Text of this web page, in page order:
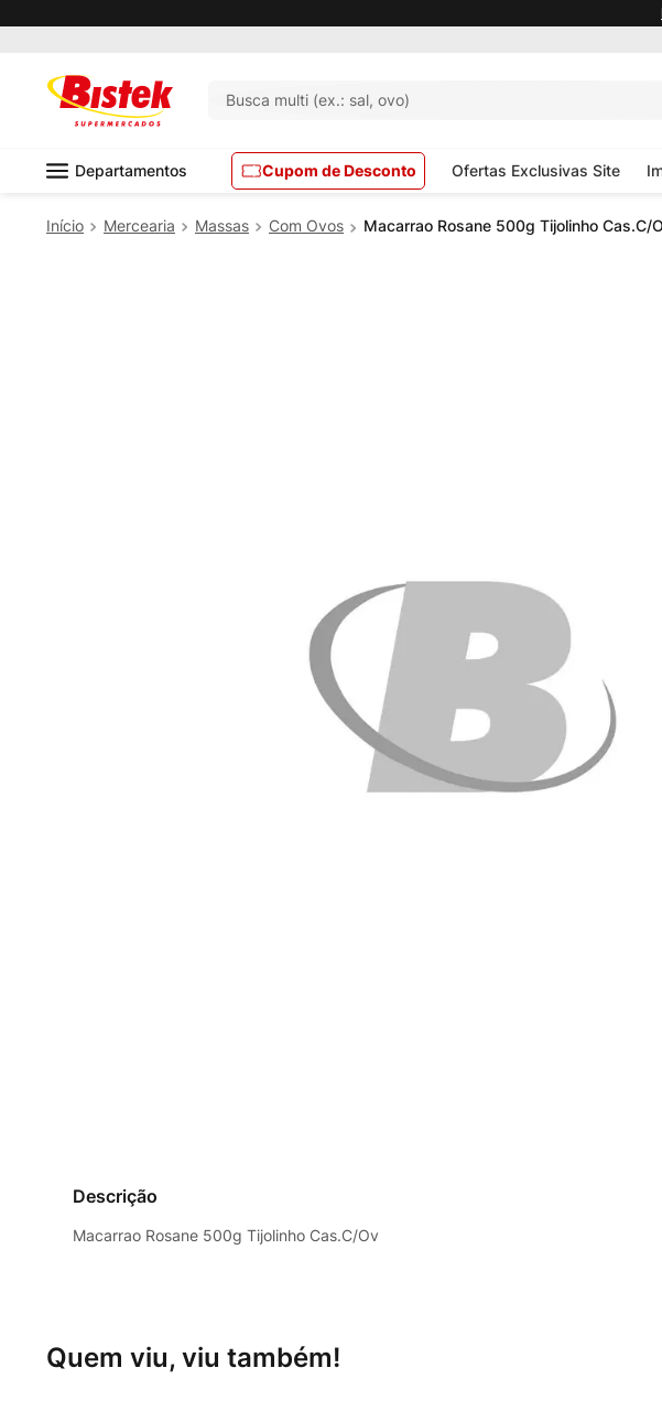
Busca multi (ex.: sal, ovo)
Departamentos Cupom de Desconto Ofertas Exclusivas Site
Mercearia Massas Com Ovos Macarrao Rosane 500g Tijolinho Cas.C/
Descrição
Macarrao Rosane 500g Tijolinho Cas.C/Ov
Quem viu, viu também!